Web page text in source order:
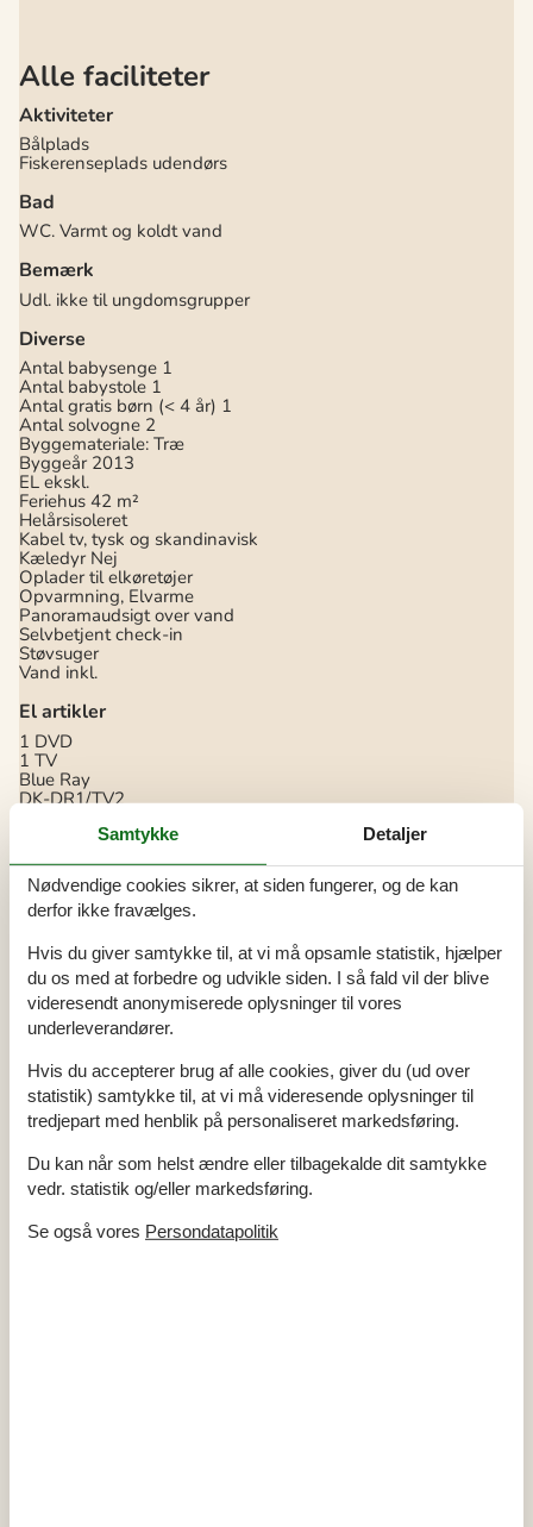
Alle faciliteter
Aktiviteter
Bålplads
Fiskerenseplads udendørs
Bad
WC. Varmt og koldt vand
Bemærk
Udl. ikke til ungdomsgrupper
Diverse
Antal babysenge 1
Antal babystole 1
Antal gratis børn (< 4 år) 1
Antal solvogne 2
Byggemateriale: Træ
Byggeår 2013
EL ekskl.
Feriehus 42 m²
Helårsisoleret
Kabel tv, tysk og skandinavisk
Kæledyr Nej
Oplader til elkøretøjer
Opvarmning, Elvarme
Panoramaudsigt over vand
Selvbetjent check-in
Støvsuger
Vand inkl.
El artikler
1 DVD
1 TV
Blue Ray
DK-DR1/TV2
Stereoanlæg og CD
I nærheden
Afs. til nærmeste vand/badning
Afstand til fiskemulighed
Afstand til indkøb
2 km
Golfbane 7 km
Minigolf 16 km
Nærmeste by 16 km
Nærmeste restaurant
Surfmuligheder 10 km
Tennisbane 5 km
Indendørs
Koncepter
Lystfiskerhus plus kyst
Samtykke Detaljer
Nødvendige cookies sikrer, at siden fungerer, og de kan
derfor ikke fravælges.
Hvis du giver samtykke til, at vi må opsamle statistik, hjælper
du os med at forbedre og udvikle siden. I så fald vil der blive
videresendt anonymiserede oplysninger til vores
underleverandører.
Hvis du accepterer brug af alle cookies, giver du (ud over
statistik) samtykke til, at vi må videresende oplysninger til
tredjepart med henblik på personaliseret markedsføring.
Du kan når som helst ændre eller tilbagekalde dit samtykke
vedr. statistik og/eller markedsføring.
Se også vores Persondatapolitik